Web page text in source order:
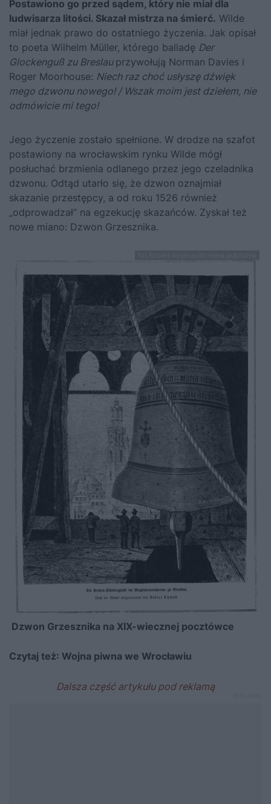
Postawiono go przed sądem, który nie miał dla
ludwisarza litości. Skazał mistrza na śmierć. Wilde
miał jednak prawo do ostatniego życzenia. Jak opisał
to poeta Wilhelm Müller, którego balladę Der
Glockenguß zu Breslau przywołują Norman Davies i
Roger Moorhouse: Niech raz choć usłyszę dźwięk
mego dzwonu nowego! / Wszak moim jest dziełem, nie
odmówicie mi tego!
Jego życzenie zostało spełnione. W drodze na szafot
postawiony na wrocławskim rynku Wilde mógł
posłuchać brzmienia odlanego przez jego czeladnika
dzwonu. Odtąd utarło się, że dzwon oznajmiał
skazanie przestępcy, a od roku 1526 również
„odprowadzał” na egzekucję skazańców. Zyskał też
nowe miano: Dzwon Grzesznika.
Dzwon Grzesznika na XIX-wiecznej pocztówce
Czytaj też: Wojna piwna we Wrocławiu